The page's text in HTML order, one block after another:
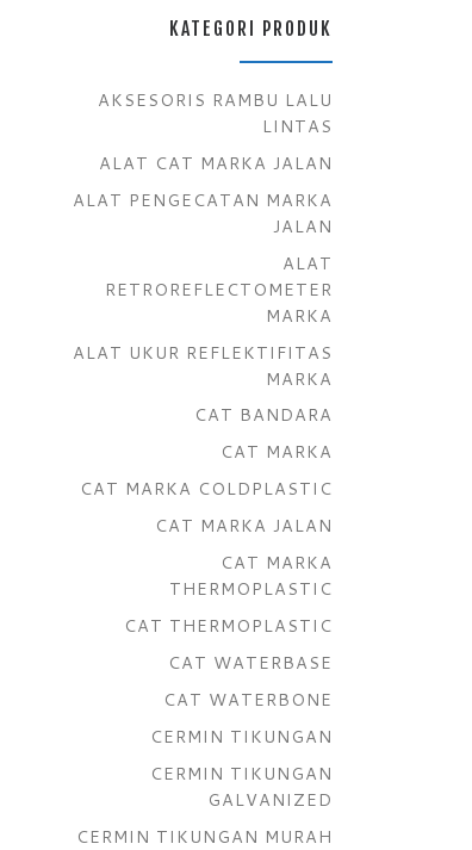
KATEGORI PRODUK
AKSESORIS RAMBU LALU
LINTAS
ALAT CAT MARKA JALAN
ALAT PENGECATAN MARKA
JALAN
ALAT
RETROREFLECTOMETER
MARKA
ALAT UKUR REFLEKTIFITAS
MARKA
CAT BANDARA
CAT MARKA
CAT MARKA COLDPLASTIC
CAT MARKA JALAN
CAT MARKA
THERMOPLASTIC
CAT THERMOPLASTIC
CAT WATERBASE
CAT WATERBONE
CERMIN TIKUNGAN
CERMIN TIKUNGAN
GALVANIZED
CERMIN TIKUNGAN MURAH